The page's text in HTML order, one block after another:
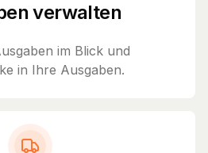
verwalten
im Blick und
in Ihre Ausgaben.